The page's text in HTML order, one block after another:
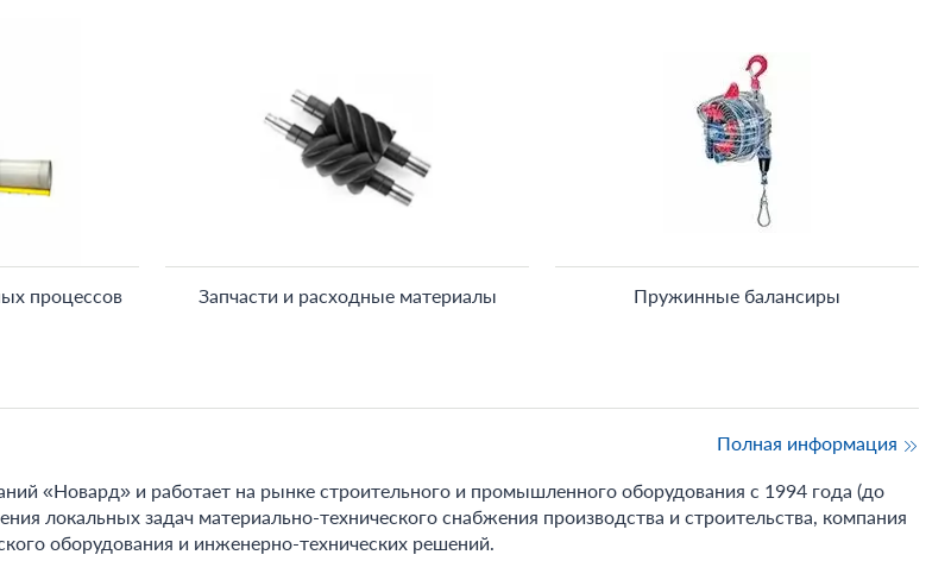
процессов Запчасти и расходные материалы Пружинные балансиры
Полная информация
«Новард» и работает на рынке строительного и промышленного оборудования с 1994 года (до
локальных задач материально-технического снабжения производства и строительства, компания
оборудования и инженерно-технических решений.